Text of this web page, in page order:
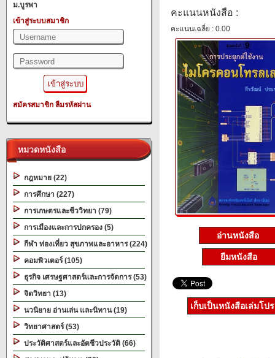
ม.บูรพา
เข้าสู่ระบบสมาชิก
สมัครสมาชิก ลืมรหัสผ่าน
หมวดหนังสือ
กฎหมาย (22)
การศึกษา (227)
การเกษตรและชีววิทยา (79)
การเมืองและการปกครอง (5)
กีฬา ท่องเที่ยว สุขภาพและอาหาร (224)
คอมพิวเตอร์ (105)
ธุรกิจ เศรษฐศาสตร์และการจัดการ (53)
จิตวิทยา (13)
นวนิยาย อ่านเล่น และนิทาน (19)
วิทยาศาสตร์ (53)
ประวัติศาสตร์และอัตชีวประวัติ (66)
คะแนนหนังสือ :
คะแนนเฉลี่ย : 0.00
อ่านหนังสือ
ยืมหนังสือ
เก็บเป็นหนังสือเล่มโป